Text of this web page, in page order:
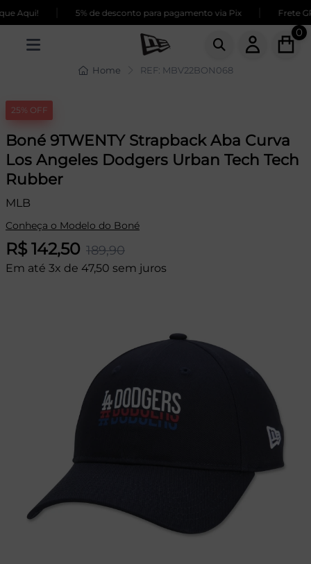
Aqui! 5% de desconto para pagamento via Pix Frete
0
Home REF: MBV22BON068
25% OFF
Boné 9TWENTY Strapback Aba Curva
Los Angeles Dodgers Urban Tech Tech
Rubber
MLB
Conheça o Modelo do Boné
R$ 142,50 189,90
Em até 3x de 47,50 sem juros